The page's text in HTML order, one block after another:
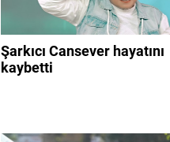
Şarkıcı Cansever hayatını
kaybetti